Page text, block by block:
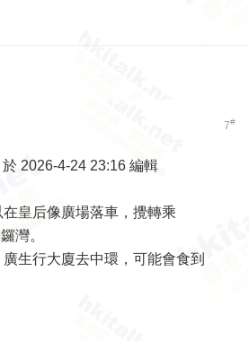
7#
2026-4-24 23:16 編輯
皇后像廣場落車，攪轉乘
灣。
生行大廈去中環，可能會食到